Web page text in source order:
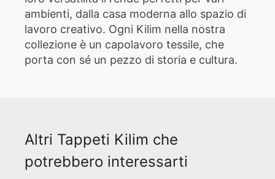
ambienti, dalla casa moderna allo spazio di
lavoro creativo. Ogni Kilim nella nostra
collezione è un capolavoro tessile, che
porta con sé un pezzo di storia e cultura.
Altri Tappeti Kilim che
potrebbero interessarti